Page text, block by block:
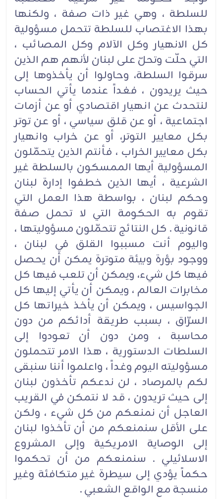
للسلطة ، وهي غير ذات صفة ، ولكنها
بهذا الاغتصاب للسلطة تتحمل مسؤولية
كل الانهيار وكل الآلام وكل المصائب ،
التي حلّت وتحلّ على لبنان لأنهم هم الذين
سرقوا السلطة، وحاولوا أن يأخذوها إلى
حيث يريدون ، فغداً عندما يأتي الحساب
لنتحدث عن انهيار اقتصادي أو عن أزمات
اجتماعية ، أو عن قلق سياسي ، أو عن توتر
بكل معايير التوتر، أو عن خراب وانهيار
بكل معايير الخراب ، فأنتم الذين يتحمّلون
المسؤولية أيها الممسكون بالسلطة غير
الشرعية ، أيها الذين خطفوا إدارة لبنان
وحكم لبنان ، بواسطة هذا العمل التي
تقوم به الحكومة التي لا تحمل صفة
قانونية . كل النتائج تتحمّلون مسؤوليتها ،
واليوم أنت مسببوا القلق في لبنان ،
ووجود بؤرة وبيئة متوترة يمكن أن يحصل
فيها كل شيء، ويمكن أن تلعب فيها كل
مخابرات العالم ، ويمكن أن يأتي إليها كل
الجواسيس ، ويمكن أن يأخذ خيراتها كل
السرّاق ، بسبب طريقة أدائكم من دون
محاسبة ، ومن دون أن تعودوا إلى
السلطات الدستورية ، هذا الامر تتحملون
مسؤوليته اليوم وغداً ، واعلموا أننا سنبقى
لكم بالمرصاد ، لن ندعكم تأخذون لبنان
إلى حيث تريدون ، قد لا نتمكن في القريب
العاجل أن نمنعكم من كل شيء ، ولكن
على الأقل سنمنعكم من أن تأخذوا لبنان
إلى الوصاية الامريكية وإلى المشروع
الاسلائيلي . سنمنعكم من أن تحكموا
حكماً يؤدي إلى سيطرة غير متكافئة وغير
منسجة مع الواقع الشعبي .